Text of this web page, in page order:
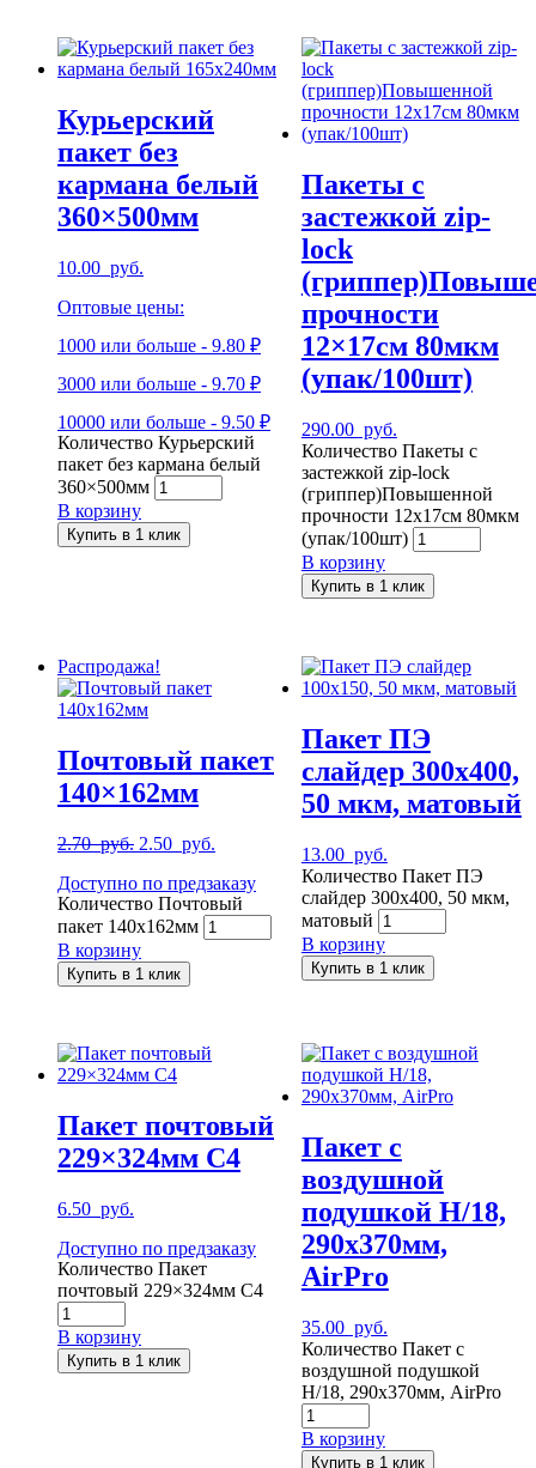
Курьерский
пакет без
кармана белый
360×500мм
10.00 руб.
Оптовые цены:
1000 или больше - 9.80 ₽
3000 или больше - 9.70 ₽
10000 или больше - 9.50 ₽
Количество Курьерский
пакет без кармана белый
360×500мм
В корзину
Купить в 1 клик
Пакеты с
застежкой zip-
lock
прочности
12×17см 80мкм
(упак/100шт)
290.00 руб.
Количество Пакеты с
застежкой zip-lock
(гриппер)Повышенной
прочности 12x17см 80мкм
(упак/100шт)
В корзину
Купить в 1 клик
Распродажа!
Почтовый пакет
140×162мм
2.70руб. 2.50 руб.
Доступно по предзаказу
Количество Почтовый
пакет 140x162мм
В корзину
Купить в 1 клик
Пакет ПЭ
слайдер 300х400,
50 мкм, матовый
13.00 руб.
Количество Пакет ПЭ
слайдер 300х400, 50 мкм,
матовый
В корзину
Купить в 1 клик
Пакет почтовый
229×324мм С4
6.50 руб.
Доступно по предзаказу
Количество Пакет
почтовый 229×324мм С4
В корзину
Купить в 1 клик
Пакет с
воздушной
подушкой H/18,
290х370мм,
AirPro
35.00 руб.
Количество Пакет с
воздушной подушкой
H/18, 290х370мм, AirPro
В корзину
Купить в 1 клик